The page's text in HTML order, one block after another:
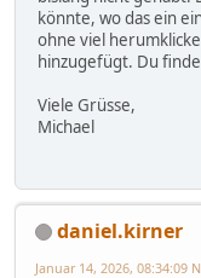
könnte, wo das ein
ohne viel
hinzugefügt. Du
Viele Grüsse,
Michael
daniel.kirner
Januar 14, 2026, 08:34:09